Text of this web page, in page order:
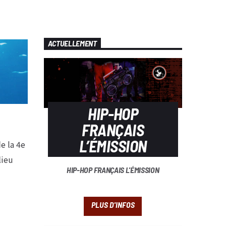
la 4e
ACTUELLEMENT
HIP-HOP
FRANÇAIS
L’ÉMISSION
HIP-HOP FRANÇAIS L'ÉMISSION